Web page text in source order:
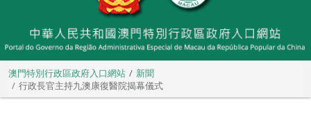
澳門特別行政區政府入口網站
新聞
行政長官主持九澳康復醫院揭幕儀式